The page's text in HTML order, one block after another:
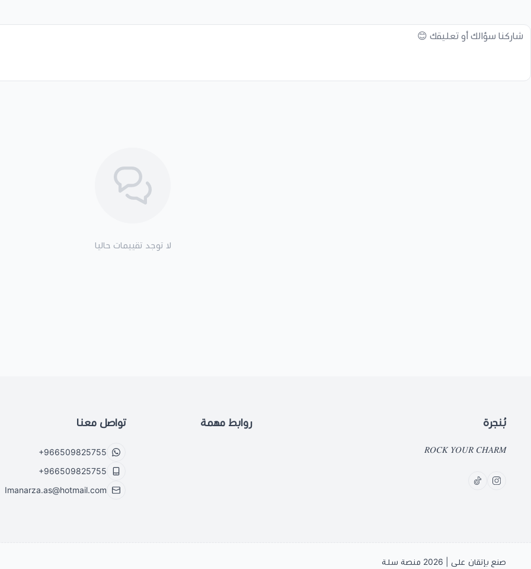
لا توجد تقييمات حاليا
بُنجرة
𝑅𝑂𝐶𝐾 𝑌𝑂𝑈𝑅 𝐶𝐻𝐴𝑅𝑀
روابط مهمة تواصل معنا
+966509825755
+966509825755
Imanarza.as@hotmail.com
صنع بإتقان على | 2026 منصة سلة